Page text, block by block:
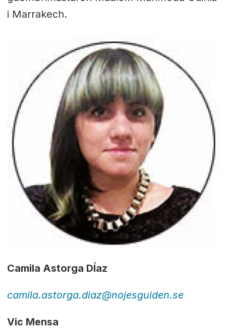
i Marrakech.
Camila Astorga DÍaz
camila.astorga.diaz@nojesguiden.se
Vic Mensa